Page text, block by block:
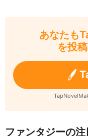
あなたも
を投
ファンタジーの